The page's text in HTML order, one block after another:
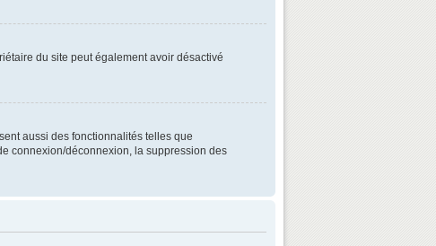
du site peut également avoir désactivé
aussi des fonctionnalités telles que
connexion/déconnexion, la suppression des